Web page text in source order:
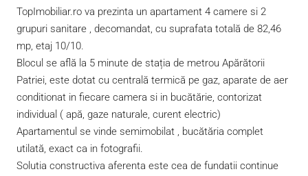
TopImobiliar.ro va prezinta un apartament 4 camere si 2
grupuri sanitare , decomandat, cu suprafata totală de 82,46
mp, etaj 10/10.
Blocul se află la 5 minute de stația de metrou Apărătorii
Patriei, este dotat cu centrală termică pe gaz, aparate de aer
conditionat in fiecare camera si in bucătărie, contorizat
individual ( apă, gaze naturale, curent electric)
Apartamentul se vinde semimobilat , bucătăria complet
utilată, exact ca in fotografii.
Solutia constructiva aferenta este cea de fundatii continue